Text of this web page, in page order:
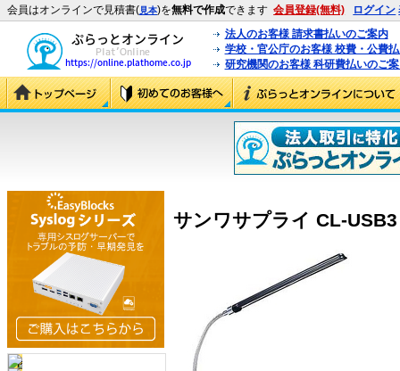
会員はオンラインで見積書(見本)を無料で作成できます 会員登録(無料) ログイン
法人のお客様 請求書払いのご案内
学校・官公庁のお客様 校費・公費
研究機関のお客様 科研費払いのご
サンワサプライ CL-